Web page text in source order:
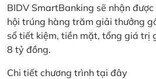
BIDV SmartBanking sẽ nhận
hội trúng hàng trăm giải thưởng
sổ tiết kiệm, tiền mặt, tổng giá trị
8 tỷ đồng.
Chi tiết chương trình tại đây